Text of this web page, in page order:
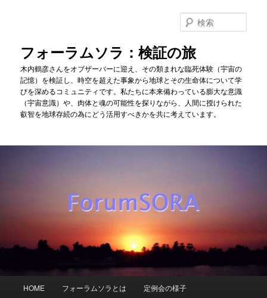
フォーラムソラ：検証の旅
木内鶴彦さんをオブザーバーに迎え、その類まれな臨死体験（宇宙の
記憶）を検証し、時空を超えた事象から地球とその生命体について学
びを深めるコミュニティです。私たちに本来備わっている膨大な意識
（宇宙意識）や、肉体と魂の可能性を探りながら、人間に授けられた
叡智を地球存続の為にどう活用すべきかを共に考えています。
索
HOME フォーラムソラとは 定例会の様子